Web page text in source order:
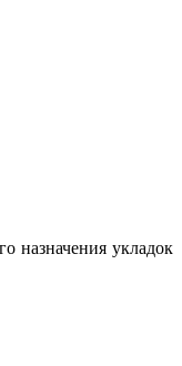
назначения укладок